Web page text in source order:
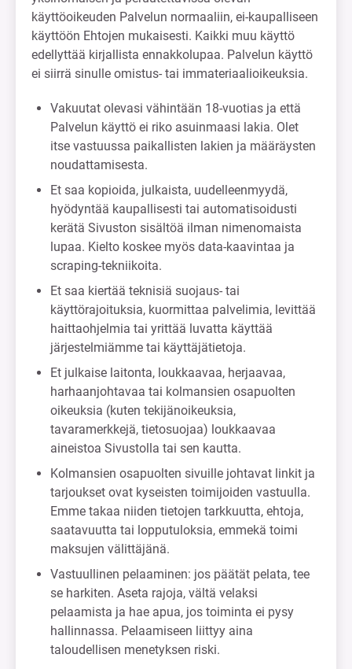
käyttöoikeuden Palvelun normaaliin, ei-kaupalliseen
käyttöön Ehtojen mukaisesti. Kaikki muu käyttö
edellyttää kirjallista ennakkolupaa. Palvelun käyttö
ei siirrä sinulle omistus- tai immateriaalioikeuksia.
Vakuutat olevasi vähintään 18-vuotias ja että
Palvelun käyttö ei riko asuinmaasi lakia. Olet
itse vastuussa paikallisten lakien ja määräysten
noudattamisesta.
Et saa kopioida, julkaista, uudelleenmyydä,
hyödyntää kaupallisesti tai automatisoidusti
kerätä Sivuston sisältöä ilman nimenomaista
lupaa. Kielto koskee myös data-kaavintaa ja
scraping-tekniikoita.
Et saa kiertää teknisiä suojaus- tai
käyttörajoituksia, kuormittaa palvelimia, levittää
haittaohjelmia tai yrittää luvatta käyttää
järjestelmiämme tai käyttäjätietoja.
Et julkaise laitonta, loukkaavaa, herjaavaa,
harhaanjohtavaa tai kolmansien osapuolten
oikeuksia (kuten tekijänoikeuksia,
tavaramerkkejä, tietosuojaa) loukkaavaa
aineistoa Sivustolla tai sen kautta.
Kolmansien osapuolten sivuille johtavat linkit ja
tarjoukset ovat kyseisten toimijoiden vastuulla.
Emme takaa niiden tietojen tarkkuutta, ehtoja,
saatavuutta tai lopputuloksia, emmekä toimi
maksujen välittäjänä.
Vastuullinen pelaaminen: jos päätät pelata, tee
se harkiten. Aseta rajoja, vältä velaksi
pelaamista ja hae apua, jos toiminta ei pysy
hallinnassa. Pelaamiseen liittyy aina
taloudellisen menetyksen riski.